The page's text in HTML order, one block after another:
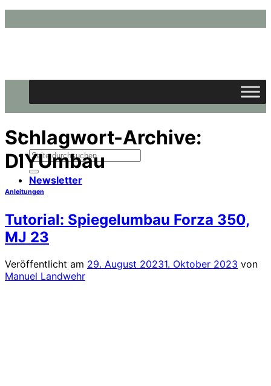
Inhalt
Suchen
nach:
Newsletter
Schlagwort-Archive:
DIYUmbau
Anleitungen
Tutorial: Spiegelumbau Forza 350,
MJ 23
Veröffentlicht am 29. August 20231. Oktober 2023 von
Manuel Landwehr